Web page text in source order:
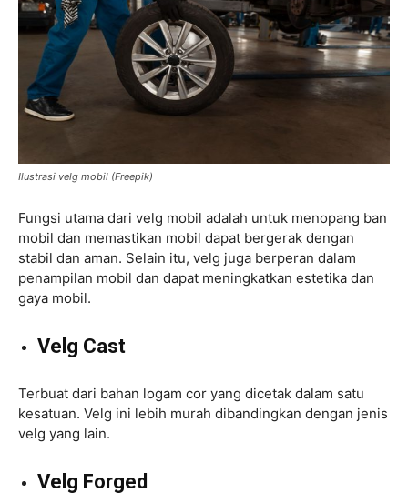
Ilustrasi velg mobil (Freepik)
Fungsi utama dari velg mobil adalah untuk menopang ban
mobil dan memastikan mobil dapat bergerak dengan
stabil dan aman. Selain itu, velg juga berperan dalam
penampilan mobil dan dapat meningkatkan estetika dan
gaya mobil.
Velg Cast
Terbuat dari bahan logam cor yang dicetak dalam satu
kesatuan. Velg ini lebih murah dibandingkan dengan jenis
velg yang lain.
Velg Forged